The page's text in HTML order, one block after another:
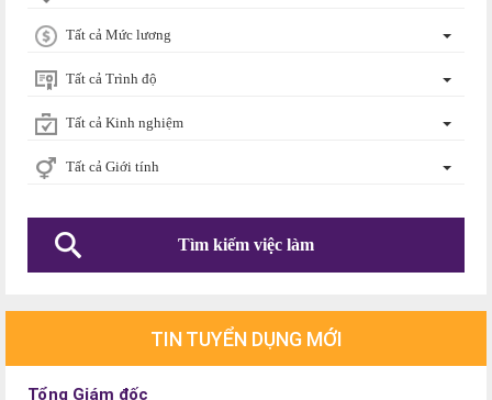
Tất cả Mức lương
Tất cả Trình độ
Tất cả Kinh nghiệm
Tất cả Giới tính
TIN TUYỂN DỤNG MỚI
Tổng Giám đốc